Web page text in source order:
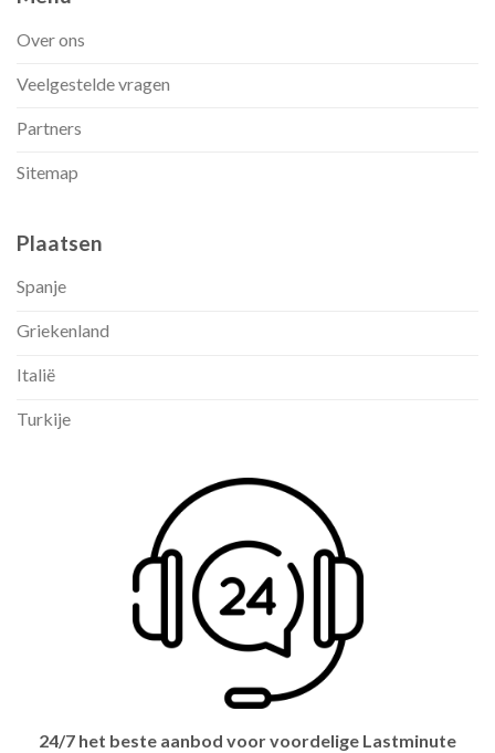
Over ons
Veelgestelde vragen
Partners
Sitemap
Plaatsen
Spanje
Griekenland
Italië
Turkije
24/7 het beste aanbod voor voordelige Lastminute